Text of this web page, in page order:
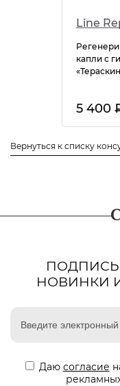
капли с
5 400
Вернуться к списку
НОВИНКИ
Даю согласие